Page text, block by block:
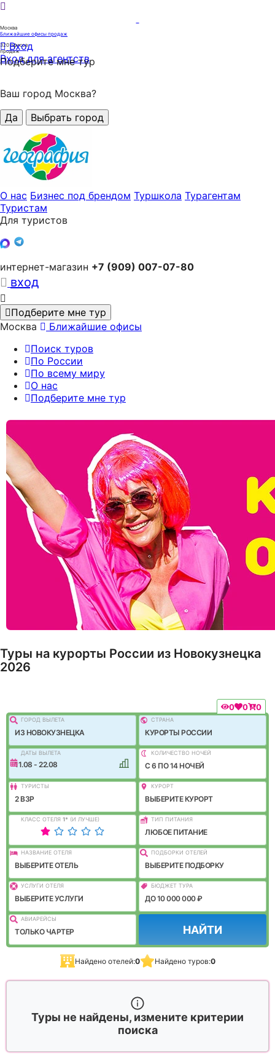
Москва
Ближайшие офисы продаж
320офисов
продаж
Вход
Вход для агентств
Подберите мне тур
Ваш город Москва?
Да
Выбрать город
О нас Бизнес под брендом Туршкола Турагентам
Туристам
Для туристов
интернет-магазин +7 (909) 007-07-80
вход
Подберите мне тур
Москва
Ближайшие офисы
Поиск туров
По России
По всему миру
О нас
Подберите мне тур
Туры на курорты России из Новокузнецка
2026
0 0 0
ГОРОД ВЫЛEТА
ИЗ НОВОКУЗНЕЦКА
СТРАНА
КУРОРТЫ РОССИИ
ДАТЫ ВЫЛЕТА
11.08 - 22.08
КОЛИЧЕСТВО НОЧЕЙ
C 6 ПО 14 НОЧЕЙ
ТУРИСТЫ
2 ВЗР
КУРОРТ
ВЫБЕРИТЕ КУРОРТ
КЛАСС ОТЕЛЯ 1* (И ЛУЧШЕ) ТИП ПИТАНИЯ
ЛЮБОЕ ПИТАНИЕ
НАЗВАНИЕ ОТЕЛЯ
ВЫБЕРИТЕ ОТЕЛЬ
ПОДБОРКИ ОТЕЛЕЙ
ВЫБЕРИТЕ ПОДБОРКУ
УСЛУГИ ОТЕЛЯ
ВЫБЕРИТЕ УСЛУГИ
БЮДЖЕТ ТУРА
ДО 10 000 000 ₽
АВИАРЕЙСЫ
ТОЛЬКО ЧАРТЕР НАЙТИ
Найдено отелей:0 Найдено туров:0
Туры не найдены, измените критерии
поиска